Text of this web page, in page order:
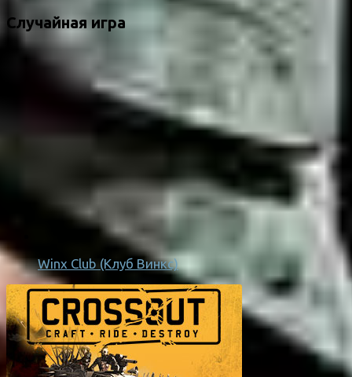
Случайная игра
Winx Club (Клуб Винкс)